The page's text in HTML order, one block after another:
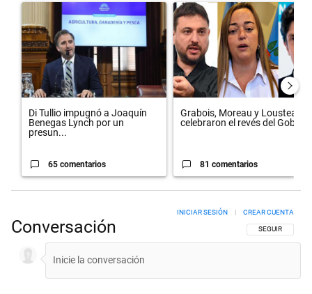
Un artículo de tendencia con el título "Di Tullio impugnó a Joaquín
Di Tullio impugnó a Joaquín
Benegas Lynch por un
presun...
65 comentarios
Un artículo de tendencia con el
Grabois, Moreau y Lousteau
celebraron el revés del Gobi...
81 comentarios
Conversación SIGA ESTA
SEGUIR
INICIAR SESIÓN | CREAR CUENTA